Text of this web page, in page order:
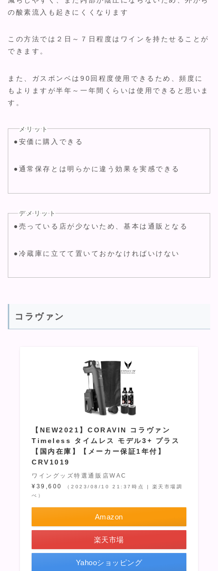
の酸素流入も起きにくくなります
この方法では２日～７日程度はワインを持たせることが
できます。
また、ガスボンベは90回程度使用できるため、頻度に
もよりますが半年～一年間くらいは使用できると思いま
す。
メリット
●安価に購入できる
●通常保存とは明らかに違う効果を実感できる
デメリット
●売っている店が少ないため、基本は通販となる
●冷蔵庫に立てて置いておかなければいけない
コラヴァン
【NEW2021】CORAVIN コラヴァン
Timeless タイムレス モデル3+ プラス
【国内在庫】【メーカー保証1年付】
CRV1019
ワイングッズ特選通販店WAC
¥39,600
（2023/08/10 21:37時点 | 楽天市場調
べ）
Amazon
楽天市場
Yahooショッピング